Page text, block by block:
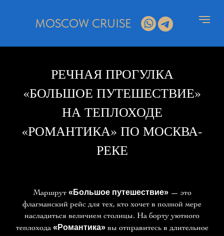
MOSCOW CRUISE
РЕЧНАЯ ПРОГУЛКА
«БОЛЬШОЕ ПУТЕШЕСТВИЕ»
НА ТЕПЛОХОДЕ
«РОМАНТИКА» ПО МОСКВА-
РЕКЕ
Маршрут «Большое путешествие»— это
флагманский рейс для тех, кто хочет в полной мере
насладиться величием столицы. На борту уютного
теплохода «Романтика»вы отправитесь в длительное